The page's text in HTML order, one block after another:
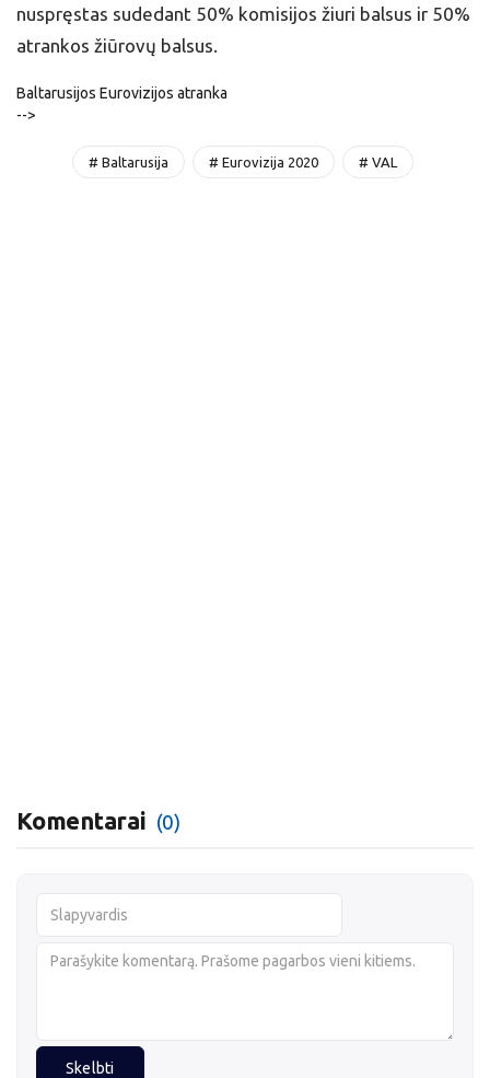
nuspręstas sudedant 50% komisijos žiuri balsus ir 50%
atrankos žiūrovų balsus.
Baltarusijos Eurovizijos atranka
-->
# Baltarusija # Eurovizija 2020 # VAL
Komentarai (0)
Skelbti